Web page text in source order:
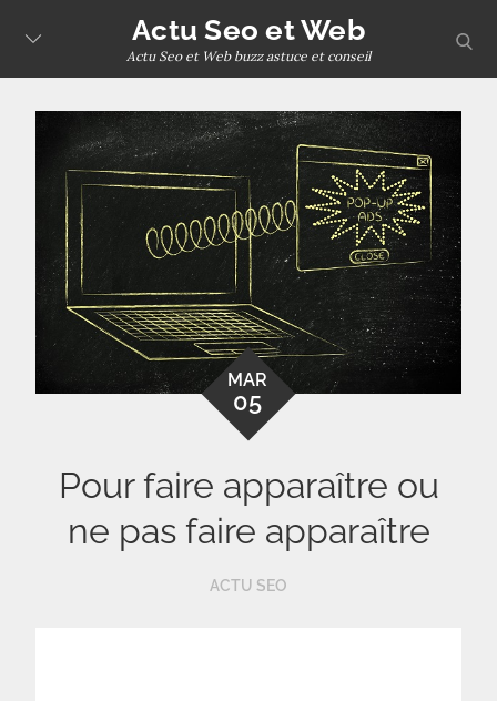
content
Actu Seo et Web
Actu Seo et Web buzz astuce et conseil
MAR
05
Pour faire apparaître ou
ne pas faire apparaître
ACTU SEO